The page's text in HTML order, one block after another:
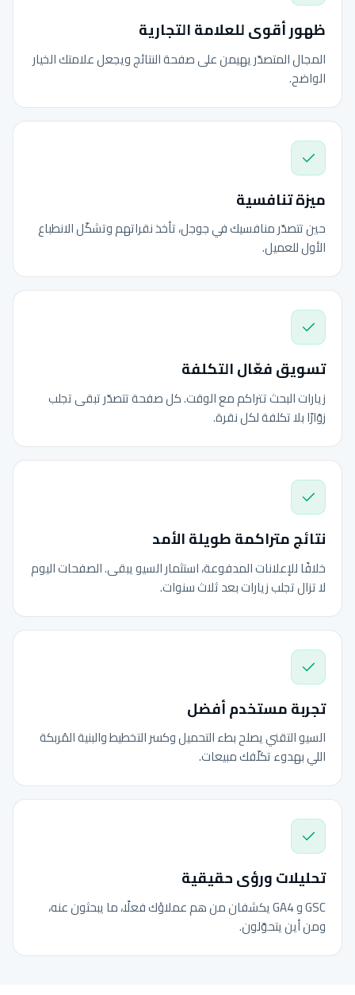
ظهور أقوى للعلامة التجارية
المجال المتصدّر يهيمن على صفحة النتائج ويجعل علامتك الخيار
الواضح.
ميزة تنافسية
حين تتصدّر منافسيك في جوجل، تأخذ نقراتهم وتشكّل الانطباع
الأول للعميل.
تسويق فعّال التكلفة
زيارات البحث تتراكم مع الوقت. كل صفحة تتصدّر تبقى تجلب
زوّارًا بلا تكلفة لكل نقرة.
نتائج متراكمة طويلة الأمد
خلافًا للإعلانات المدفوعة، استثمار السيو يبقى. الصفحات اليوم
لا تزال تجلب زيارات بعد ثلاث سنوات.
تجربة مستخدم أفضل
السيو التقني يصلح بطء التحميل وكسر التخطيط والبنية المُربكة
اللي بهدوء تكلّفك مبيعات.
تحليلات ورؤى حقيقية
GSC و GA4 يكشفان من هم عملاؤك فعلًا، ما يبحثون عنه،
ومن أين يتحوّلون.